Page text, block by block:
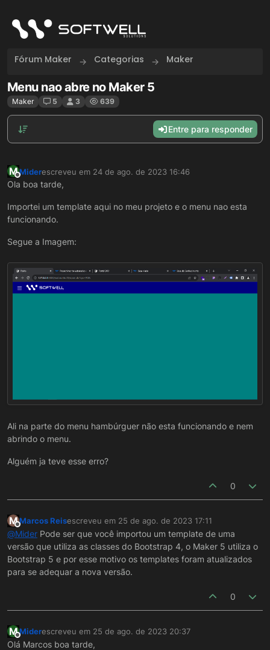
Fórum Maker Categorias Maker
Menu nao abre no Maker 5
Maker 5 3 639
Entre para responder
M
Offline
Miderescreveu em 24 de ago. de 2023 16:46
última edição por
Ola boa tarde,
Importei um template aqui no meu projeto e o menu nao esta
funcionando.
Segue a Imagem:
Ali na parte do menu hambúrguer não esta funcionando e nem
abrindo o menu.
Alguém ja teve esse erro?
0
M
Offline
Marcos Reisescreveu em 25 de ago. de 2023 17:11
última edição por
@Mider Pode ser que você importou um template de uma
versão que utiliza as classes do Bootstrap 4, o Maker 5 utiliza o
Bootstrap 5 e por esse motivo os templates foram atualizados
para se adequar a nova versão.
0
M
Offline
Miderescreveu em 25 de ago. de 2023 20:37
última edição por
Olá Marcos boa tarde,